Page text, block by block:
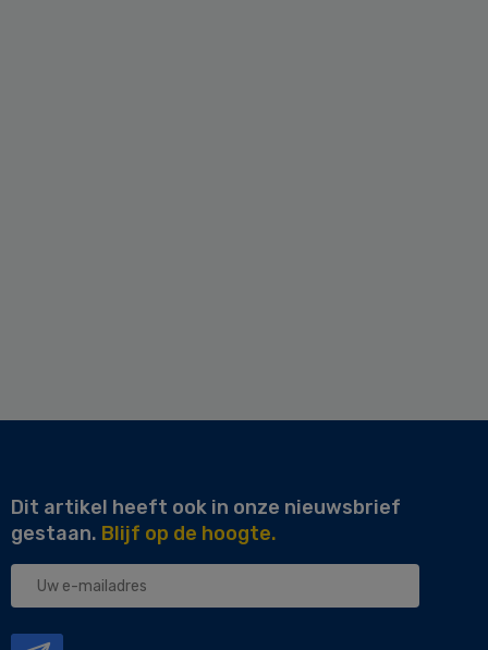
Dit artikel heeft ook in onze nieuwsbrief
gestaan. Blijf op de hoogte.
Uw